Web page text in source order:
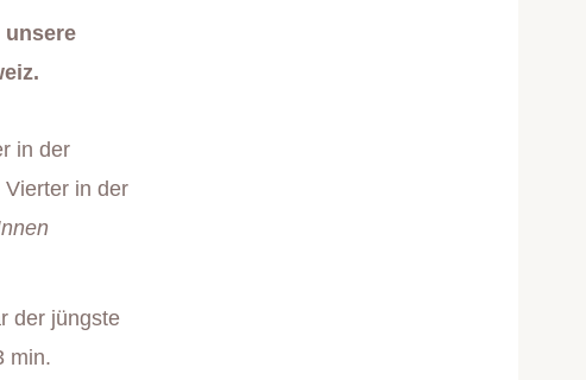
unsere
in der
in der
der jüngste
min.